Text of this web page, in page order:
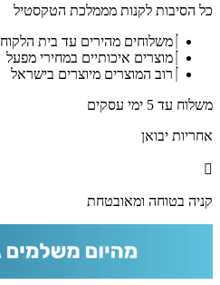
20
כל הסיבות לקנות מממלכת הטקסטיל
משלוחים מהירים עד בית הלקוח
מוצרים איכותיים במחירי מפעל
רוב המוצרים מיוצרים בישראל
משלוח עד 5 ימי עסקים
אחריות יבואן
קניה בטוחה ומאובטחת